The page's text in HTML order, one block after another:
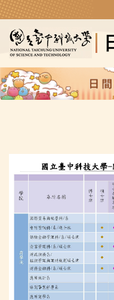
跳
主
要
內
容
區